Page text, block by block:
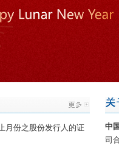
月份之股份发行人的证
中
司